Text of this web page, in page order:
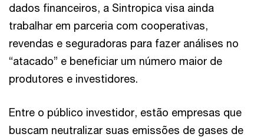
dados financeiros, a Sintropica visa ainda
trabalhar em parceria com cooperativas,
revendas e seguradoras para fazer análises no
“atacado” e beneficiar um número maior de
produtores e investidores.
Entre o público investidor, estão empresas que
buscam neutralizar suas emissões de gases de